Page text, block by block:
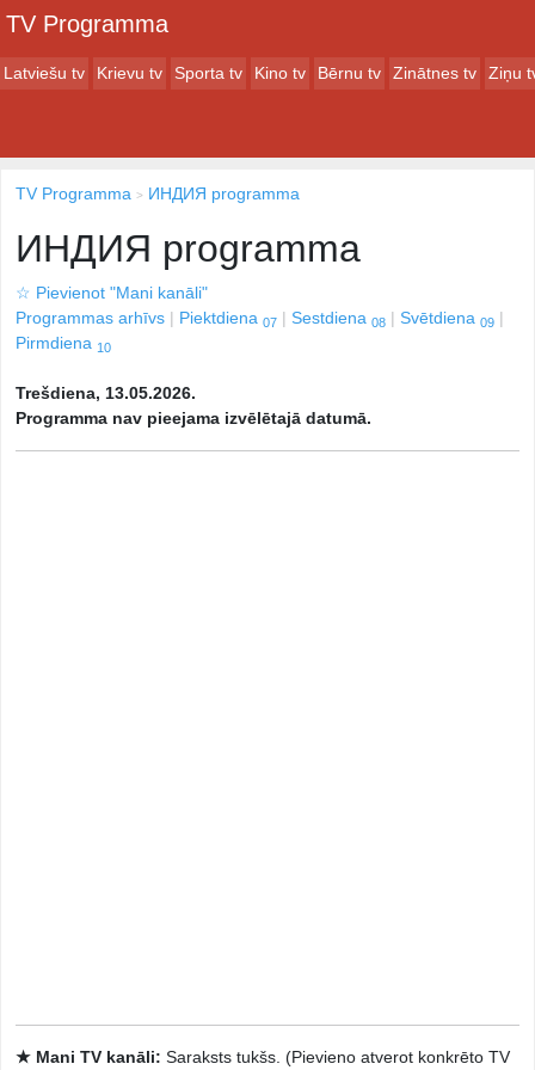
TV Programma
Latviešu tv Krievu tv Sporta tv Kino tv Bērnu tv Zinātnes tv Ziņu
TV Programma ИНДИЯ programma
ИНДИЯ programma
☆ Pievienot "Mani kanāli"
Programmas arhīvs
Piektdiena 07 Sestdiena 08 Svētdiena 09
Pirmdiena 10
Trešdiena, 13.05.2026.
Programma nav pieejama izvēlētajā datumā.
★ Mani TV kanāli: Saraksts tukšs. (Pievieno atverot konkrēto TV